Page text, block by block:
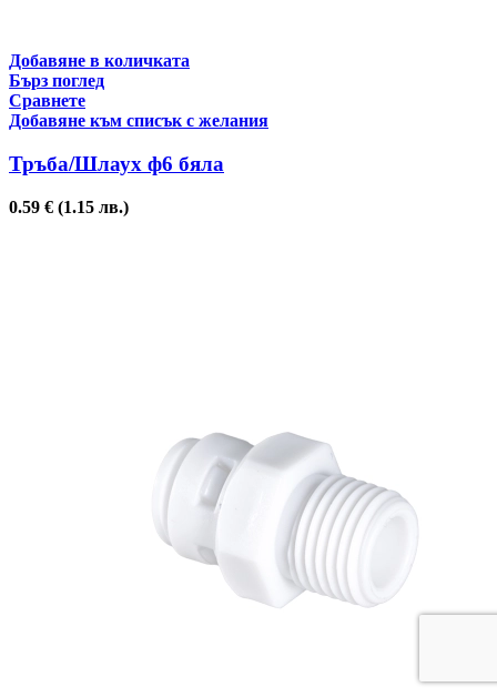
Добавяне в количката
Бърз поглед
Сравнете
Добавяне към списък с желания
Тръба/Шлаух ф6 бяла
0.59 € (1.15 лв.)